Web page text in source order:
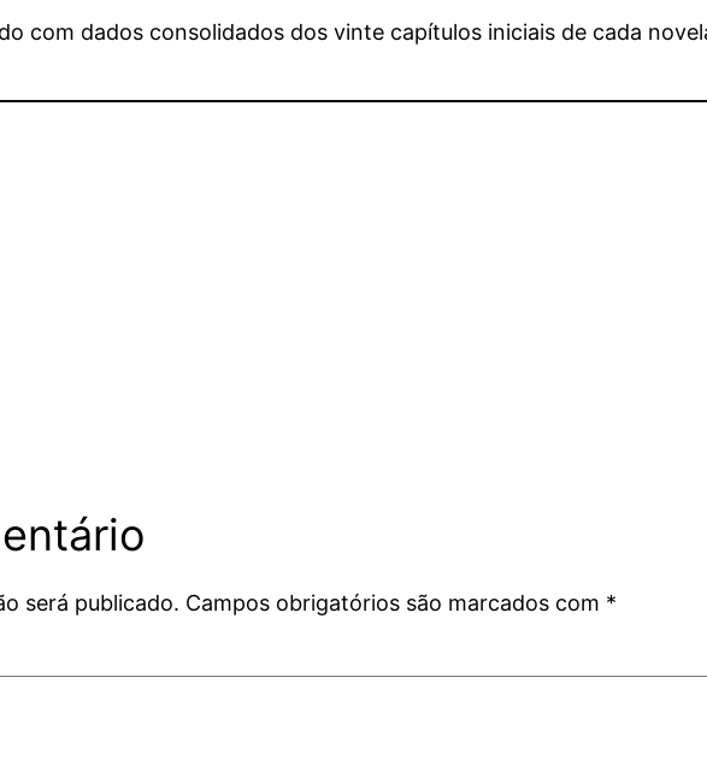
com dados consolidados dos vinte capítulos iniciais de cada
será publicado. Campos obrigatórios são marcados com *